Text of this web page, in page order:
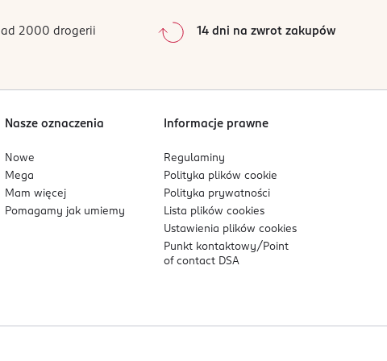
0%
Sortowanie wgdata: od najnowszej
2000 drogerii 14 dni na zwrot zakupów
Nasze oznaczenia
Nowe
Mega
Mam więcej
Pomagamy jak umiemy
Informacje prawne
Regulaminy
Polityka plikówcookie
Polityka prywatności
Lista plikówcookies
Ustawienia plikówcookies
Punkt kontaktowy/ Point
of contact DSA